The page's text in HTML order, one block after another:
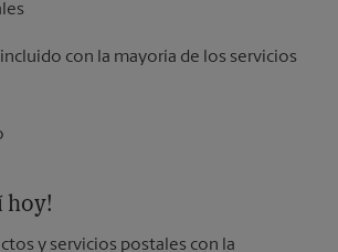
incluido con la mayoría de los servicios
hoy!
y servicios postales con la